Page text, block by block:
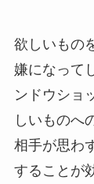
欲しいもの
嫌になって
ンドウショ
しいものへ
相手が思わ
することが